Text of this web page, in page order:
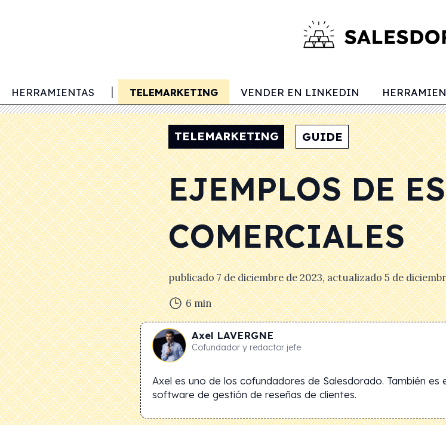
HERRAMIENTAS
COLD EMAILING TELEMARKETING VENDER EN LINKEDIN
TELEMARKETING GUIDE
EJEMPLOS DE
COMERCIALES
publicado7 de diciembre de 2023, actualizado5 de
6 min
Axel LAVERGNE
Cofundador y redactor jefe
Axel es uno de los cofundadores de Salesdorado. También es
software de gestión de reseñas de clientes.